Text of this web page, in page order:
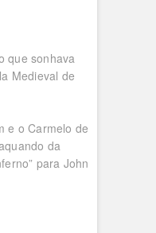
que sonhava
Medieval de
e o Carmelo de
da
para John